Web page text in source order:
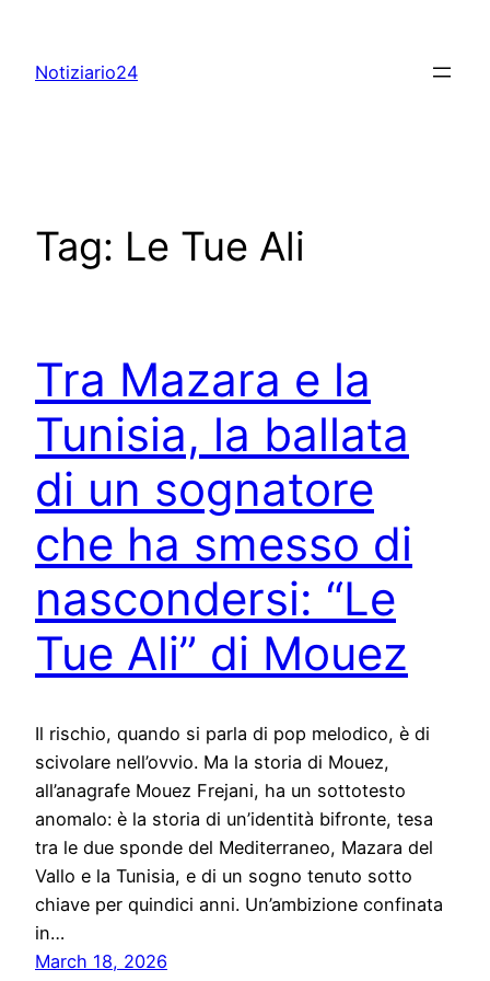
content
Notiziario24
Tag: Le Tue Ali
Tra Mazara e la
Tunisia, la ballata
di un sognatore
che ha smesso di
nascondersi: “Le
Tue Ali” di Mouez
Il rischio, quando si parla di pop melodico, è di
scivolare nell’ovvio. Ma la storia di Mouez,
all’anagrafe Mouez Frejani, ha un sottotesto
anomalo: è la storia di un’identità bifronte, tesa
tra le due sponde del Mediterraneo, Mazara del
Vallo e la Tunisia, e di un sogno tenuto sotto
chiave per quindici anni. Un’ambizione confinata
in…
March 18, 2026